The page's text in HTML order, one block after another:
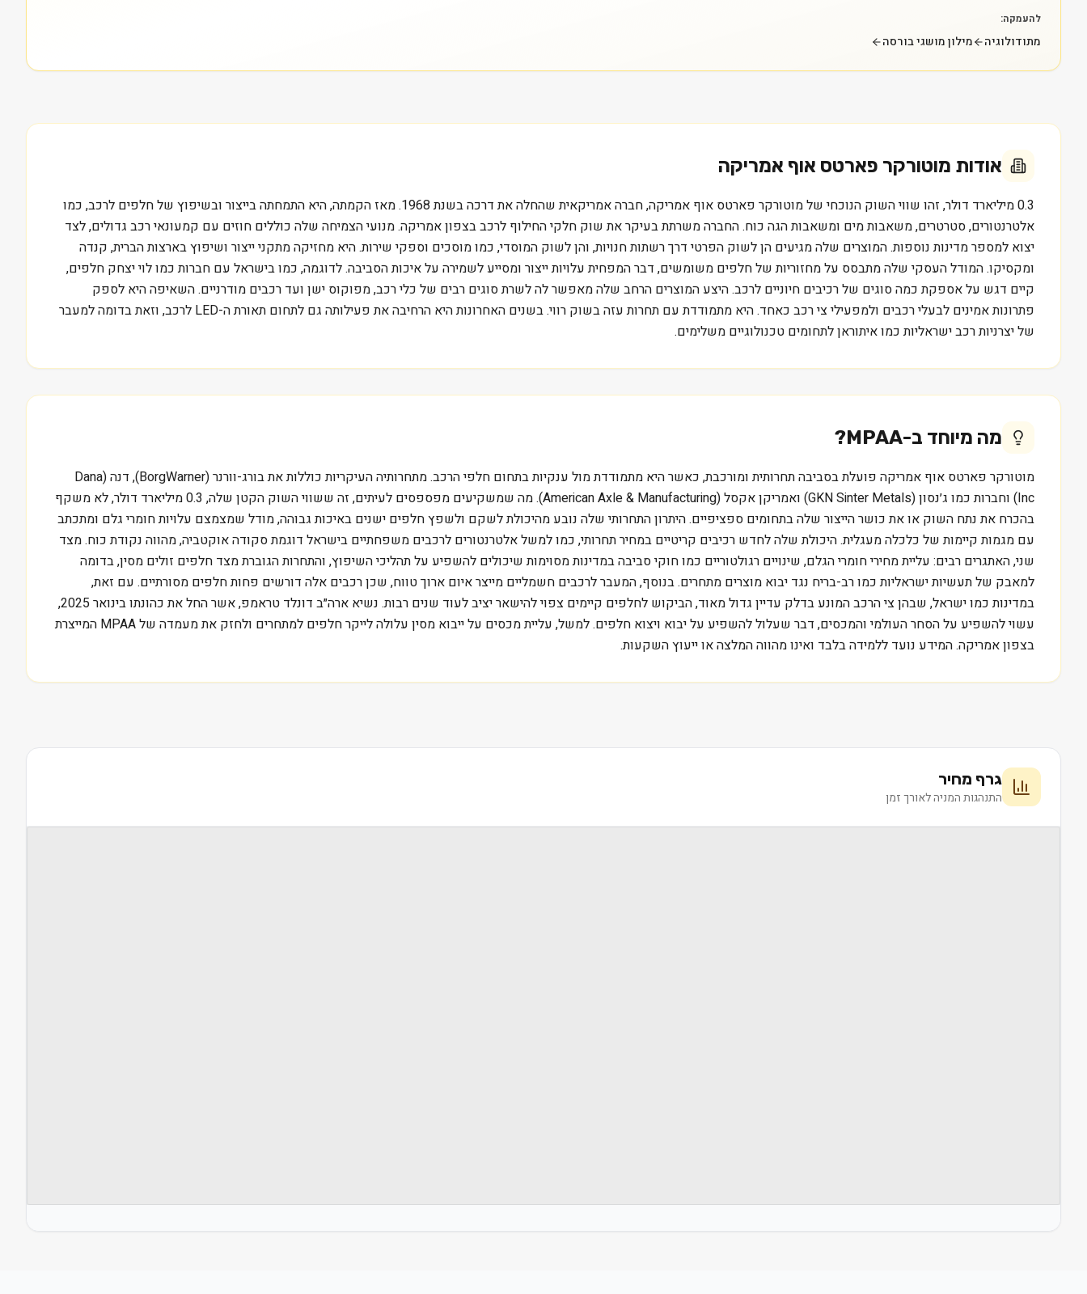
להעמקה:
מתודולוגיה מילון מושגי בורסה
אודות מוטורקר פארטס אוף אמריקה
0.3 מיליארד דולר, זהו שווי השוק הנוכחי של מוטורקר פארטס אוף אמריקה, חברה אמריקאית שהחלה את דרכה בשנת 1968. מאז הקמתה, היא התמחתה בייצור ובשיפוץ של חלפים לרכב, כמו
אלטרנטורים, סטרטרים, משאבות מים ומשאבות הגה כוח. החברה משרתת בעיקר את שוק חלקי החילוף לרכב בצפון אמריקה. מנועי הצמיחה שלה כוללים חוזים עם קמעונאי רכב גדולים, לצד
יצוא למספר מדינות נוספות. המוצרים שלה מגיעים הן לשוק הפרטי דרך רשתות חנויות, והן לשוק המוסדי, כמו מוסכים וספקי שירות. היא מחזיקה מתקני ייצור ושיפוץ בארצות הברית, קנדה
ומקסיקו. המודל העסקי שלה מתבסס על מחזוריות של חלפים משומשים, דבר המפחית עלויות ייצור ומסייע לשמירה על איכות הסביבה. לדוגמה, כמו בישראל עם חברות כמו לוי יצחק חלפים,
קיים דגש על אספקת כמה סוגים של רכיבים חיוניים לרכב. היצע המוצרים הרחב שלה מאפשר לה לשרת סוגים רבים של כלי רכב, מפוקוס ישן ועד רכבים מודרניים. השאיפה היא לספק
פתרונות אמינים לבעלי רכבים ולמפעילי צי רכב כאחד. היא מתמודדת עם תחרות עזה בשוק רווי. בשנים האחרונות היא הרחיבה את פעילותה גם לתחום תאורת ה-LED לרכב, וזאת בדומה למעבר
של יצרניות רכב ישראליות כמו איתוראן לתחומים טכנולוגיים משלימים.
מה מיוחד ב-MPAA
?
מוטורקר פארטס אוף אמריקה פועלת בסביבה תחרותית ומורכבת, כאשר היא מתמודדת מול ענקיות בתחום חלפי הרכב. מתחרותיה העיקריות כוללות את בורג-וורנר (BorgWarner), דנה (Dana
Inc) וחברות כמו ג׳נסון (GKN Sinter Metals) ואמריקן אקסל (American Axle & Manufacturing). מה שמשקיעים מפספסים לעיתים, זה ששווי השוק הקטן שלה, 0.3 מיליארד דולר, לא משקף
בהכרח את נתח השוק או את כושר הייצור שלה בתחומים ספציפיים. היתרון התחרותי שלה נובע מהיכולת לשקם ולשפץ חלפים ישנים באיכות גבוהה, מודל שמצמצם עלויות חומרי גלם ומתכתב
עם מגמות קיימות של כלכלה מעגלית. היכולת שלה לחדש רכיבים קריטיים במחיר תחרותי, כמו למשל אלטרנטורים לרכבים משפחתיים בישראל דוגמת סקודה אוקטביה, מהווה נקודת כוח. מצד
שני, האתגרים רבים: עליית מחירי חומרי הגלם, שינויים רגולטוריים כמו חוקי סביבה במדינות מסוימות שיכולים להשפיע על תהליכי השיפוץ, והתחרות הגוברת מצד חלפים זולים מסין, בדומה
למאבק של תעשיות ישראליות כמו רב-בריח נגד יבוא מוצרים מתחרים. בנוסף, המעבר לרכבים חשמליים מייצר איום ארוך טווח, שכן רכבים אלה דורשים פחות חלפים מסורתיים. עם זאת,
במדינות כמו ישראל, שבהן צי הרכב המונע בדלק עדיין גדול מאוד, הביקוש לחלפים קיימים צפוי להישאר יציב לעוד שנים רבות. נשיא ארה״ב דונלד טראמפ, אשר החל את כהונתו בינואר 2025,
עשוי להשפיע על הסחר העולמי והמכסים, דבר שעלול להשפיע על יבוא ויצוא חלפים. למשל, עליית מכסים על ייבוא מסין עלולה לייקר חלפים למתחרים ולחזק את מעמדה של MPAA המייצרת
בצפון אמריקה. המידע נועד ללמידה בלבד ואינו מהווה המלצה או ייעוץ השקעות.
גרף מחיר
התנהגות המניה לאורך זמן